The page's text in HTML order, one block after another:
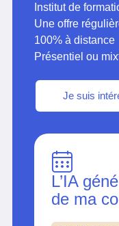
Institut de
Une offre
100% à distance
Présentiel ou
Je suis
L’IA
de ma